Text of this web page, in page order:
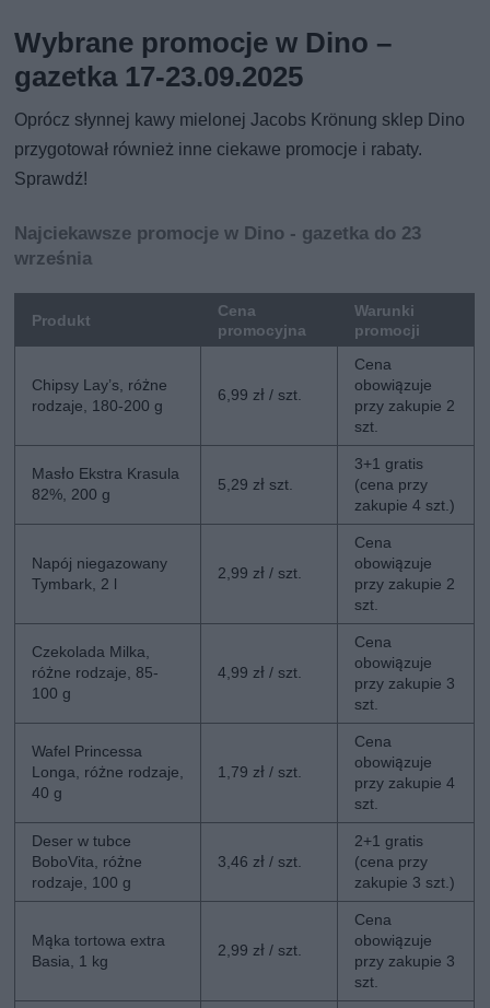
Wybrane promocje w Dino –
gazetka 17-23.09.2025
Oprócz słynnej kawy mielonej Jacobs Krönung sklep Dino
przygotował również inne ciekawe promocje i rabaty.
Sprawdź!
Najciekawsze promocje w Dino - gazetka do 23
września
Produkt
Cena
promocyjna
Warunki
promocji
Chipsy Lay’s, różne
rodzaje, 180-200 g
6,99 zł / szt.
Cena
obowiązuje
przy zakupie 2
szt.
Masło Ekstra Krasula
82%, 200 g
5,29 zł szt.
3+1 gratis
(cena przy
zakupie 4 szt.)
Napój niegazowany
Tymbark, 2 l
2,99 zł / szt.
Cena
obowiązuje
przy zakupie 2
szt.
Czekolada Milka,
różne rodzaje, 85-
100 g
4,99 zł / szt.
Cena
obowiązuje
przy zakupie 3
szt.
Wafel Princessa
Longa, różne rodzaje,
40 g
1,79 zł / szt.
Cena
obowiązuje
przy zakupie 4
szt.
Deser w tubce
BoboVita, różne
rodzaje, 100 g
3,46 zł / szt.
2+1 gratis
(cena przy
zakupie 3 szt.)
Mąka tortowa extra
Basia, 1 kg
2,99 zł / szt.
Cena
obowiązuje
przy zakupie 3
szt.